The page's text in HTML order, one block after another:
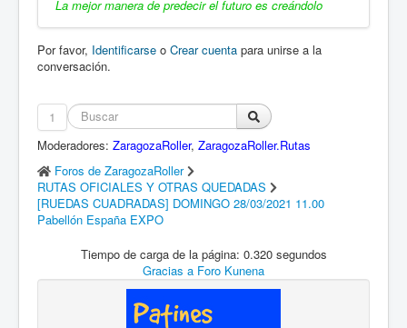
La mejor manera de predecir el futuro es creándolo
Por favor, Identificarse o Crear cuenta para unirse a la
conversación.
1
Moderadores: ZaragozaRoller, ZaragozaRoller.Rutas
Foros de ZaragozaRoller
RUTAS OFICIALES Y OTRAS QUEDADAS
[RUEDAS CUADRADAS] DOMINGO 28/03/2021 11.00
Pabellón España EXPO
Tiempo de carga de la página: 0.320 segundos
Gracias a Foro Kunena